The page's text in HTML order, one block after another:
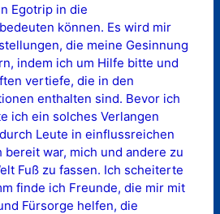
Egotrip in die
können. Es wird mir
die meine Gesinnung
indem ich um Hilfe bitte und
vertiefe, die in den
enthalten sind. Bevor ich
ich ein solches Verlangen
Leute in einflussreichen
bereit war, mich und andere zu
Fuß zu fassen. Ich scheiterte
finde ich Freunde, die mir mit
Fürsorge helfen, die